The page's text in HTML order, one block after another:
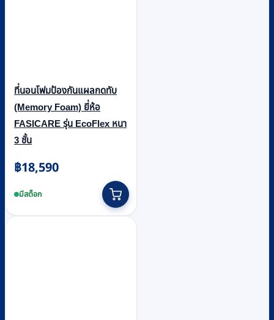
ที่นอนโฟมป้องกันแผลกดทับ
(Memory Foam) ยี่ห้อ
FASICARE รุ่น EcoFlex หนา
3 ชั้น
฿18,590
มีสต็อก